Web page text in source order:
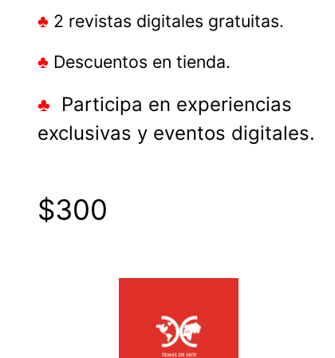
♣ 2 revistas digitales gratuitas.
♣ Descuentos en tienda.
♣ Participa en experiencias
exclusivas y eventos digitales.
$300